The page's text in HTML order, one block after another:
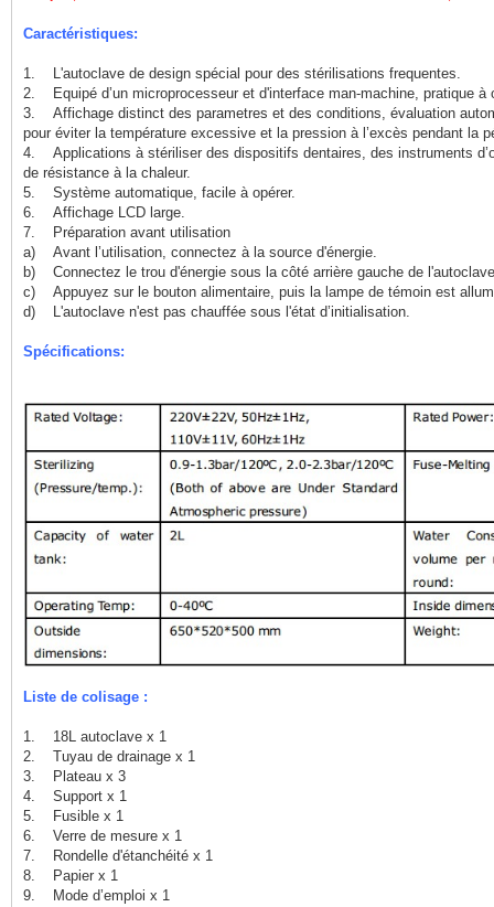
Caractéristiques:
1. L'autoclave de design spécial pour des stérilisations frequentes.
2. Equipé d’un microprocesseur et d'interface man-machine, pratique à
3. Affichage distinct des parametres et des conditions, évaluation
pour éviter la température excessive et la pression à l’excès pendant la
4. Applications à stériliser des dispositifs dentaires, des instruments
de résistance à la chaleur.
5. Système automatique, facile à opérer.
6. Affichage LCD large.
7. Préparation avant utilisation
a) Avant l’utilisation, connectez à la source d'énergie.
b) Connectez le trou d'énergie sous la côté arrière gauche de
c) Appuyez sur le bouton alimentaire, puis la lampe de témoin est
d) L'autoclave n'est pas chauffée sous l'état d’initialisation.
Spécifications:
Liste de colisage :
1. 18L autoclave x 1
2. Tuyau de drainage x 1
3. Plateau x 3
4. Support x 1
5. Fusible x 1
6. Verre de mesure x 1
7. Rondelle d'étanchéité x 1
8. Papier x 1
9. Mode d’emploi x 1